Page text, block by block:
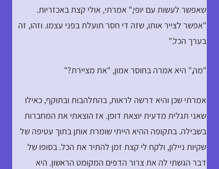
שאפשר לעשות עם יופי," אמרתי, אולי קצת באכזריות.
"אפשר לצייר אותו, שזה די חסר תועלת בפני עצמו. וזהו, זה
בערך הכל."
"מה," היא אמרה בחוסר אמון, "את מציירת?"
אמרתי שכן והיא דרשה לראות, בהתלהבות ובתוקף, כאילו
שאני תגלית מדעית יוצאת דופן. אז הוצאתי את המחברות
בשבילה. בתקופה ההיא הייתי שומרת אותן בתוך עטיפה של
שקיות ניילון, ולקח לי קצת זמן להתיר את הכל. בסופו של
דבר הגשתי לה את צרור הדפים המקומט הראשון. היא